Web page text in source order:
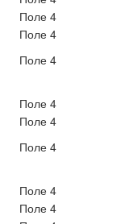
Поле 4
Поле 4
Поле 4
Поле 4
Поле 4
Поле 4
Поле 4
Поле 4